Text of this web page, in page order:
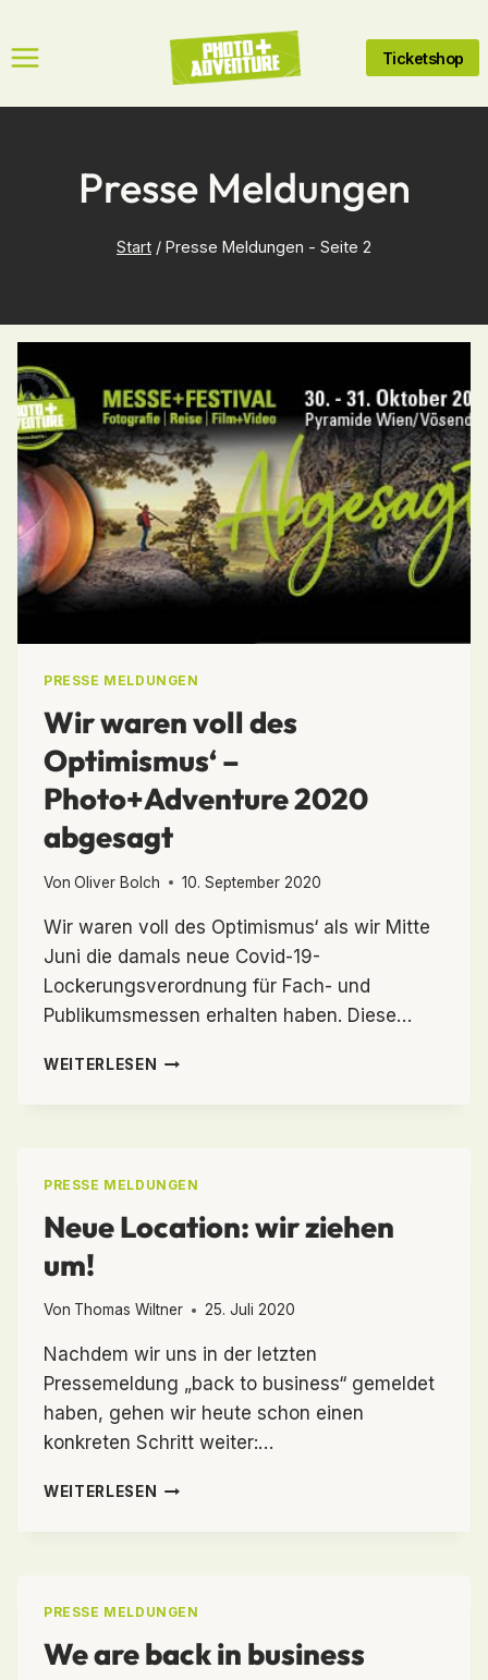
Inhalt
springen
Ticketshop
Presse Meldungen
Start / Presse Meldungen - Seite 2
PRESSE MELDUNGEN
Wir waren voll des
Optimismus‘ –
Photo+Adventure 2020
abgesagt
Von Oliver Bolch 10. September 2020
Wir waren voll des Optimismus‘ als wir Mitte
Juni die damals neue Covid-19-
Lockerungsverordnung für Fach- und
Publikumsmessen erhalten haben. Diese…
WEITERLESEN
WIR
2020
ABGESAGT
PRESSE MELDUNGEN
Neue Location: wir ziehen
um!
Von Thomas Wiltner 25. Juli 2020
Nachdem wir uns in der letzten
Pressemeldung „back to business“ gemeldet
haben, gehen wir heute schon einen
konkreten Schritt weiter:…
WEITERLESEN
NEUE
PRESSE MELDUNGEN
We are back in business